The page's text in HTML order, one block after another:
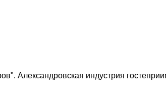
Александровская индустрия